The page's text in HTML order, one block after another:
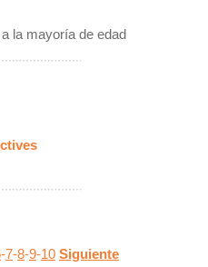
la mayoría de edad
-7-8-9-10 Siguiente